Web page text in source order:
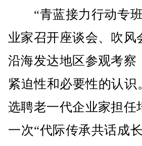
“青蓝接力行动专班
业家召开座谈会、吹
沿海发达地区参观考察
紧迫性和必要性的认识
选聘老一代企业家担任
一次“代际传承共话成